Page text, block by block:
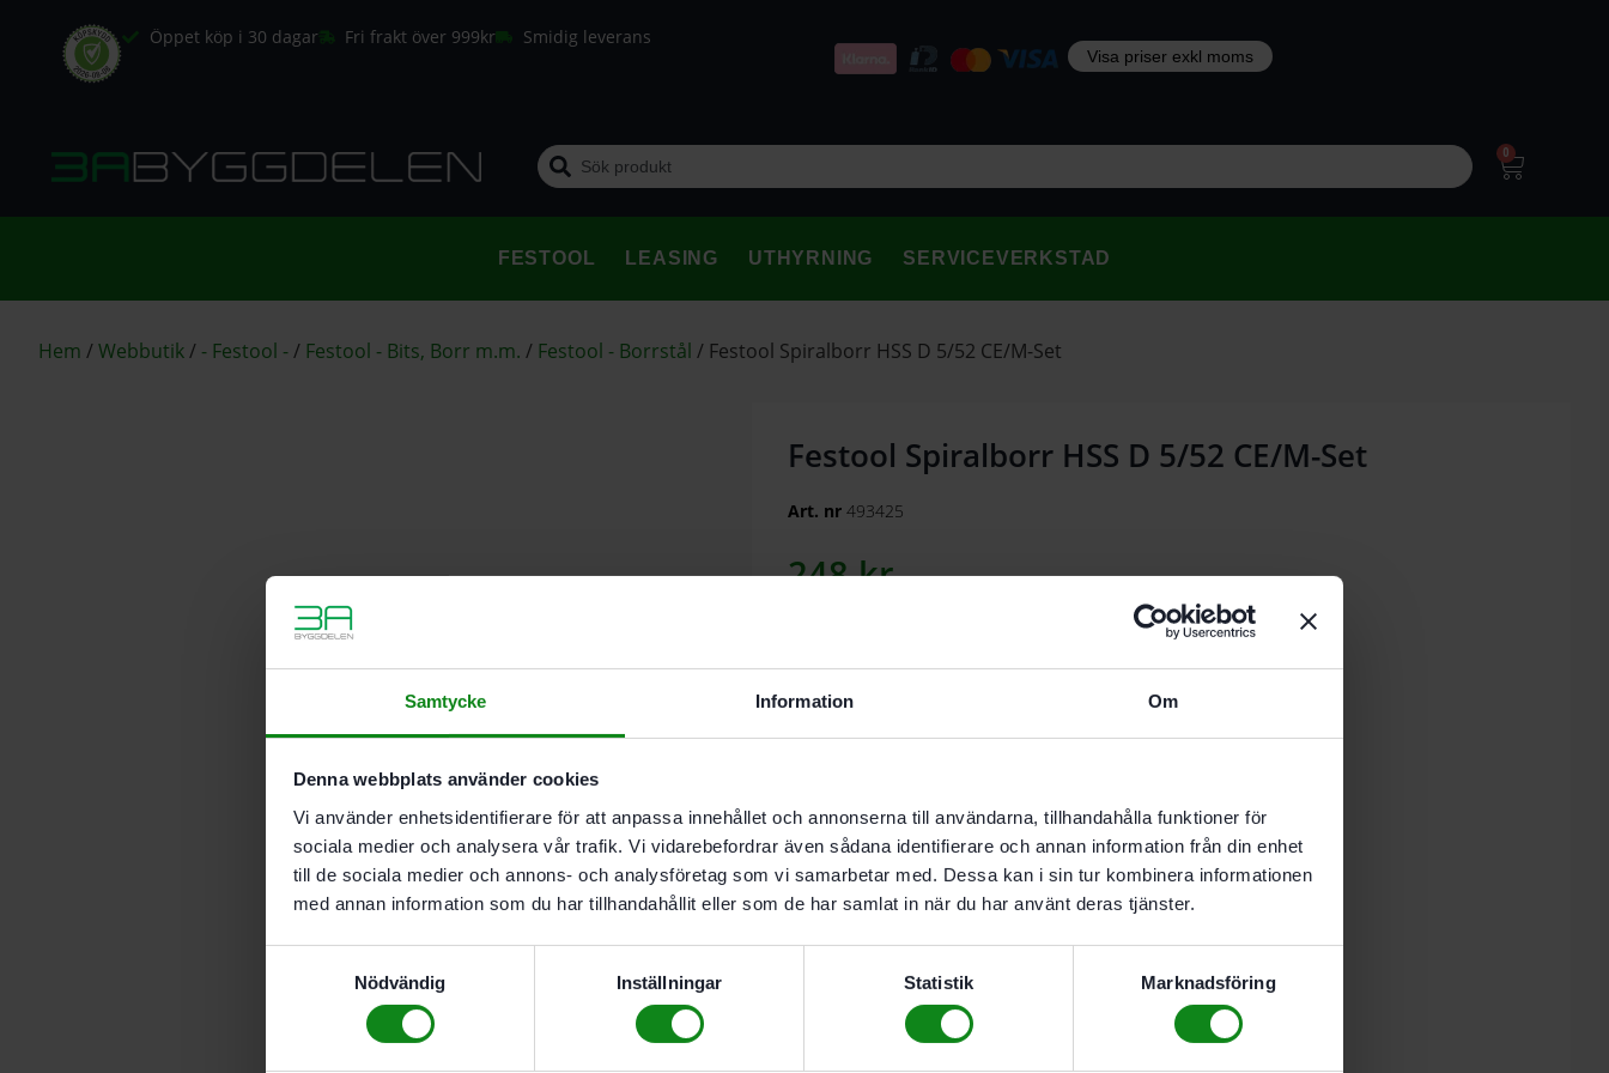
Samtycke Information Om
Denna webbplats använder cookies
Vi använder enhetsidentifierare för att anpassa innehållet och annonserna till användarna, tillhandahålla funktioner för
sociala medier och analysera vår trafik. Vi vidarebefordrar även sådana identifierare och annan information från din enhet
till de sociala medier och annons- och analysföretag som vi samarbetar med. Dessa kan i sin tur kombinera informationen
med annan information som du har tillhandahållit eller som de har samlat in när du har använt deras tjänster.
Nödvändig
Inställningar Statistik Marknadsföring
Öppet köp i 30 dagar Fri frakt över 999kr Smidig leverans
0
FESTOOL LEASING UTHYRNING SERVICEVERKSTAD
Hem /Webbutik/ - Festool -/ Festool - Bits, Borr m.m. / Festool - Borrstål / Festool Spiralborr HSS D 5/52 CE/M-Set
Festool Spiralborr HSS D 5/52 CE/M-Set
Art. nr 493425
248kr
Komplett borr med borrhållare och 2 reservborrar
Diameter 5 mm; Förpackning 1 Antal